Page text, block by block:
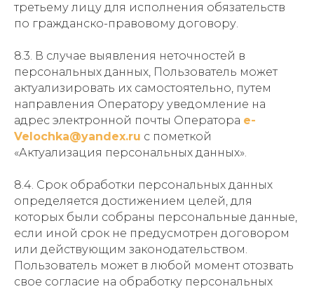
третьему лицу для исполнения обязательств
по гражданско-правовому договору.
8.3. В случае выявления неточностей в
персональных данных, Пользователь может
актуализировать их самостоятельно, путем
направления Оператору уведомление на
адрес электронной почты Оператора e-
Velochka@yandex.ru с пометкой
«Актуализация персональных данных».
8.4. Срок обработки персональных данных
определяется достижением целей, для
которых были собраны персональные данные,
если иной срок не предусмотрен договором
или действующим законодательством.
Пользователь может в любой момент отозвать
свое согласие на обработку персональных